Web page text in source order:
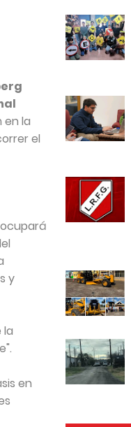
en la
el
y
la
en